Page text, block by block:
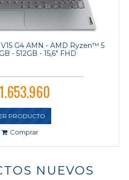
G4 AMN - AMD Ryzen™ 5
- 512GB - 15,6" FHD
PRODUCTO
Comprar
NUEVOS